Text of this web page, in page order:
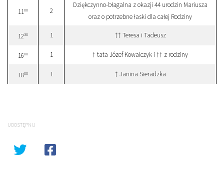
1100 2
Dziękczynno-błagalna z okazji 44 urodzin Mariusza
oraz o potrzebne łaski dla całej Rodziny
1230 1 †† Teresa i Tadeusz
1600 1 † tata Józef Kowalczyk i †† z rodziny
1800 1 † Janina Sieradzka
UDOSTĘPNIJ